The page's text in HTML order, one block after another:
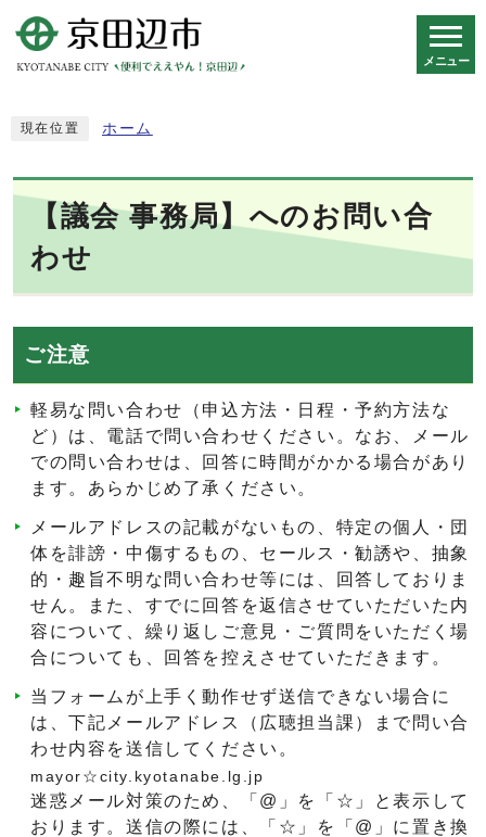
メニュー
現在位置 ホーム
【議会 事務局】へのお問い合
わせ
ご注意
軽易な問い合わせ（申込方法・日程・予約方法な
ど）は、電話で問い合わせください。なお、メール
での問い合わせは、回答に時間がかかる場合があり
ます。あらかじめ了承ください。
メールアドレスの記載がないもの、特定の個人・団
体を誹謗・中傷するもの、セールス・勧誘や、抽象
的・趣旨不明な問い合わせ等には、回答しておりま
せん。また、すでに回答を返信させていただいた内
容について、繰り返しご意見・ご質問をいただく場
合についても、回答を控えさせていただきます。
当フォームが上手く動作せず送信できない場合に
は、下記メールアドレス（広聴担当課）まで問い合
わせ内容を送信してください。
mayor☆city.kyotanabe.lg.jp
迷惑メール対策のため、「@」を「☆」と表示して
おります。送信の際には、「☆」を「@」に置き換